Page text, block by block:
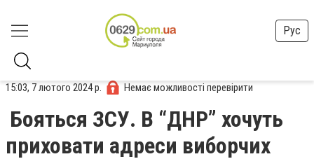
Рус
15:03, 7 лютого 2024 р. Немає можливості перевірити
Бояться ЗСУ. В “ДНР” хочуть
приховати адреси виборчих